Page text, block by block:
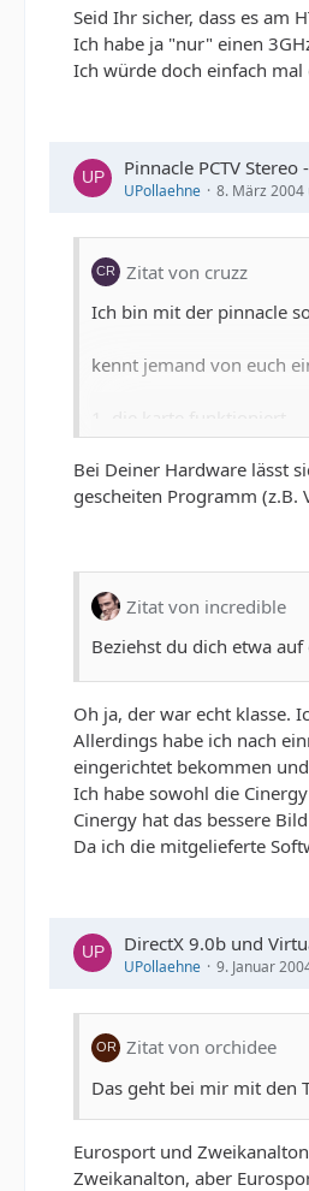
Seid Ihr sicher, dass es am
Ich habe ja "nur" einen
Ich würde doch einfach mal
Pinnacle PCTV Stereo
UPollaehne 8. März 2004
Zitat von cruzz
Ich bin mit der pinnacle
kennt jemand von euch
2. man auch shedulen
3. man beider unten
Bei Deiner Hardware lässt
gescheiten Programm (z.B.
Zitat von incredible
Beziehst du dich etwa
Oh ja, der war echt klasse.
Allerdings habe ich nach
eingerichtet bekommen
Ich habe sowohl die
Cinergy hat das bessere
Da ich die mitgelieferte
DirectX 9.0b und
UPollaehne 9. Januar
Zitat von orchidee
Das geht bei mir mit den
Eurosport und
Zweikanalton, aber